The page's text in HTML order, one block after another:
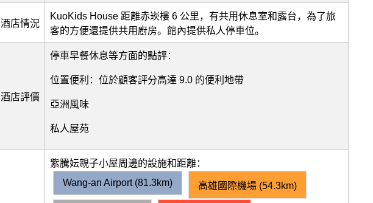
酒店情況
KuoKids House 距離赤崁樓 6 公里，有共用休息室和露台，為了旅
客的方便還提供共用廚房。館內提供私人停車位。
酒店評價
停車早餐休息等方面的點評：
位置便利：位於顧客評分高達 9.0 的便利地帶
亞洲風味
私人屋苑
紫騰妘親子小屋周邊的設施和距離：
Wang-an Airport (81.3km)
高雄國際機場 (54.3km)